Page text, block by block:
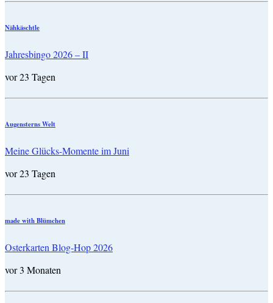
Nähkäschtle
Jahresbingo 2026 – II
vor 23 Tagen
Augensterns Welt
Meine Glücks-Momente im Juni
vor 23 Tagen
made with Blümchen
Osterkarten Blog-Hop 2026
vor 3 Monaten